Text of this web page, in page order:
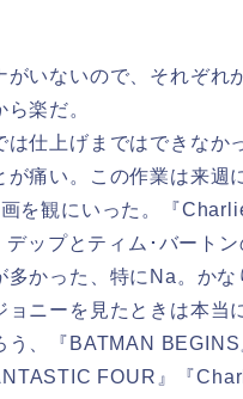
いないので、それぞれ
楽だ。
仕上げまではできなか
痛い。この作業は来週
を観にいった。『
ップとティム･バートン
多かった、特にNa。か
ニーを見たときは本当
う、『BATMAN
FOUR』『